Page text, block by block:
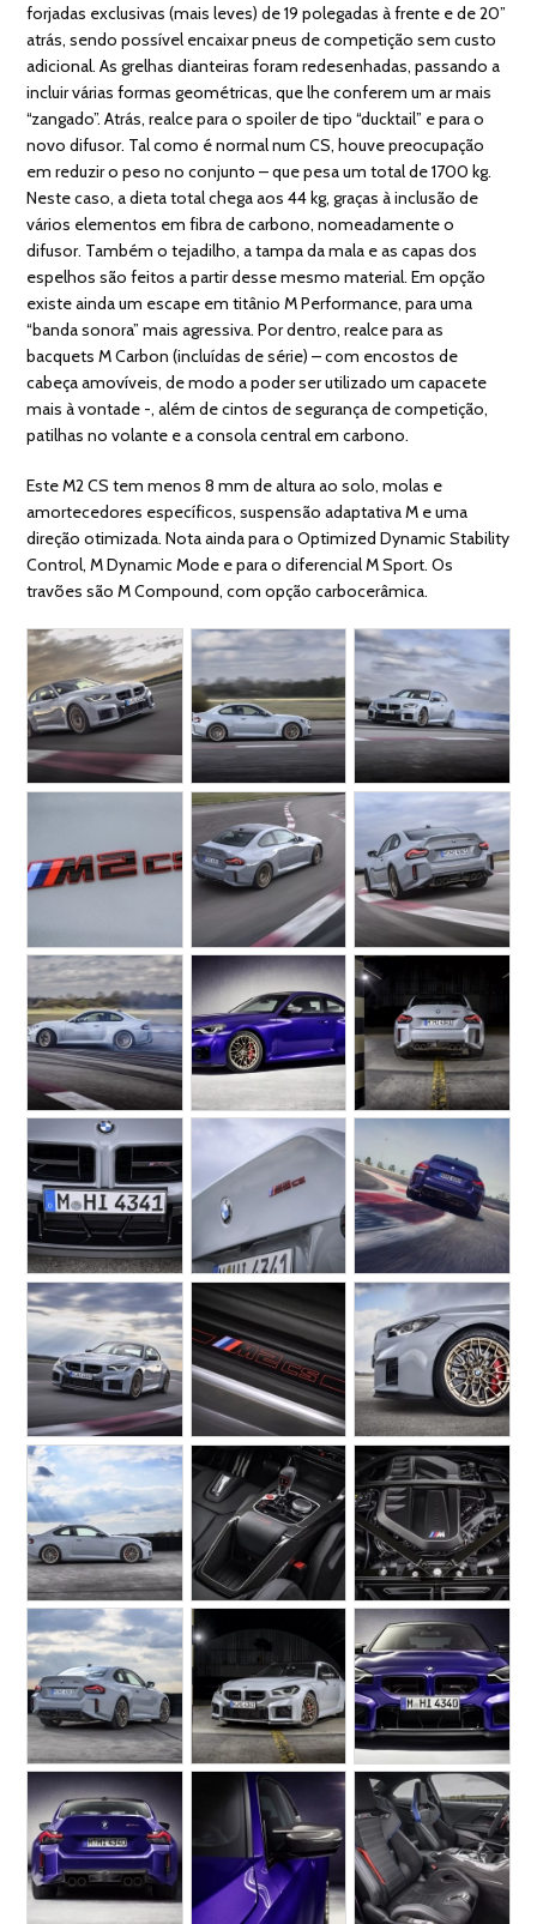
forjadas exclusivas (mais leves) de 19 polegadas à frente e de 20”
atrás, sendo possível encaixar pneus de competição sem custo
adicional. As grelhas dianteiras foram redesenhadas, passando a
incluir várias formas geométricas, que lhe conferem um ar mais
“zangado”. Atrás, realce para o spoiler de tipo “ducktail” e para o
novo difusor. Tal como é normal num CS, houve preocupação
em reduzir o peso no conjunto – que pesa um total de 1700 kg.
Neste caso, a dieta total chega aos 44 kg, graças à inclusão de
vários elementos em fibra de carbono, nomeadamente o
difusor. Também o tejadilho, a tampa da mala e as capas dos
espelhos são feitos a partir desse mesmo material. Em opção
existe ainda um escape em titânio M Performance, para uma
“banda sonora” mais agressiva. Por dentro, realce para as
bacquets M Carbon (incluídas de série) – com encostos de
cabeça amovíveis, de modo a poder ser utilizado um capacete
mais à vontade -, além de cintos de segurança de competição,
patilhas no volante e a consola central em carbono.
Este M2 CS tem menos 8 mm de altura ao solo, molas e
amortecedores específicos, suspensão adaptativa M e uma
direção otimizada. Nota ainda para o Optimized Dynamic Stability
Control, M Dynamic Mode e para o diferencial M Sport. Os
travões são M Compound, com opção carbocerâmica.